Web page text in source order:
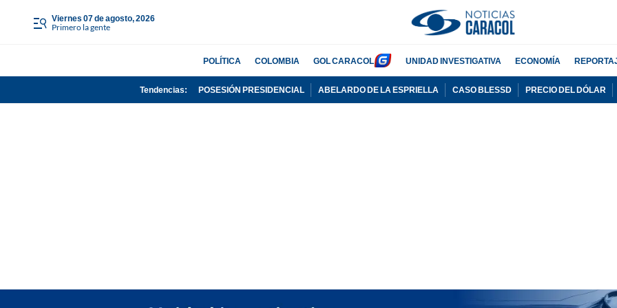
viernes 07 de agosto, 2026
Primero la gente
POLÍTICA COLOMBIA GOL CARACOL UNIDAD INVESTIGATIVA ECONOMÍA
Tendencias: POSESIÓN PRESIDENCIAL ABELARDO DE LA ESPRIELLA CASO BLESSD PRECIO DEL DÓLAR